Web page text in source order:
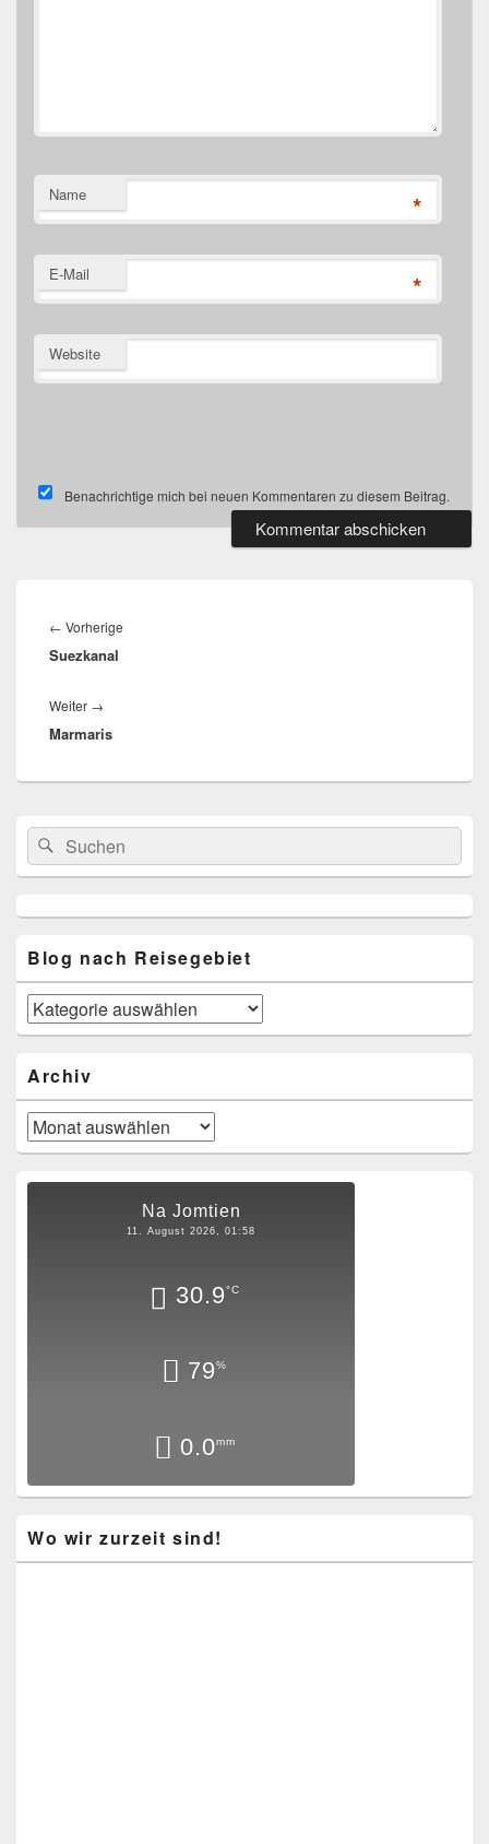
Name *
E-Mail *
Website
Benachrichtige mich bei neuen Kommentaren zu diesem Beitrag.
← Vorherige
Suezkanal
Weiter →
Beitrag:
Marmaris
Primärer
Seitenleisten-
Widgetbereich
Suchen
nach:
Suchen
Blog nach Reisegebiet
Blog
nach
Archiv
Archiv
Na Jomtien
11. August 2026, 01:58
30.9°C
79%
0.0mm
Wo wir zurzeit sind!